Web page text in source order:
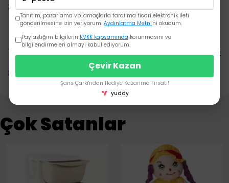
Devamını Göster
Yorumlar Yorum Yap
Bu ürün için henüz yorum yapılmamış.
Çok Satanlar
Tanıtım, pazarlama vb. amaçlarla tarafıma ticari elektronik ileti
gönderilmesine izin veriyorum.Aydınlatma Metni'ni okudum.
Paylaştığım bilgilerin KVKK kapsamında korunmasını ve
bilgilendirmeleri almayı kabul ediyorum.
Çevir Kazan
Şans Çarkı'ndan Hediye Kazanma Fırsatı!
yuddy